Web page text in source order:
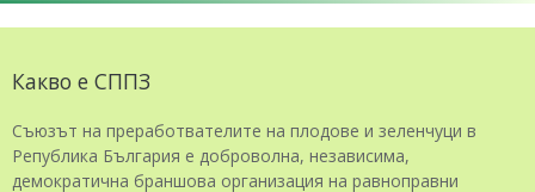
Какво е СППЗ
Съюзът на преработвателите на плодове и зеленчуци в
Република България е доброволна, независима,
демократична браншова организация на равноправни